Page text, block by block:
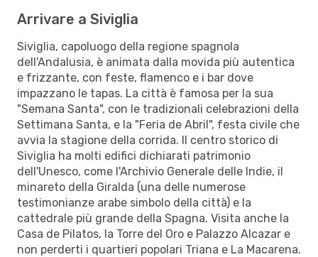
Arrivare a Siviglia
Siviglia, capoluogo della regione spagnola
dell'Andalusia, è animata dalla movida più autentica
e frizzante, con feste, flamenco e i bar dove
impazzano le tapas. La città è famosa per la sua
"Semana Santa", con le tradizionali celebrazioni della
Settimana Santa, e la "Feria de Abril", festa civile che
avvia la stagione della corrida. Il centro storico di
Siviglia ha molti edifici dichiarati patrimonio
dell'Unesco, come l'Archivio Generale delle Indie, il
minareto della Giralda (una delle numerose
testimonianze arabe simbolo della città) e la
cattedrale più grande della Spagna. Visita anche la
Casa de Pilatos, la Torre del Oro e Palazzo Alcazar e
non perderti i quartieri popolari Triana e La Macarena.